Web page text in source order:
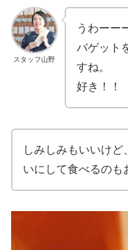
スタッフ山野
うわーー
バゲット
すね。
好き！！
しみしみもいいけど
いにして食べるのも